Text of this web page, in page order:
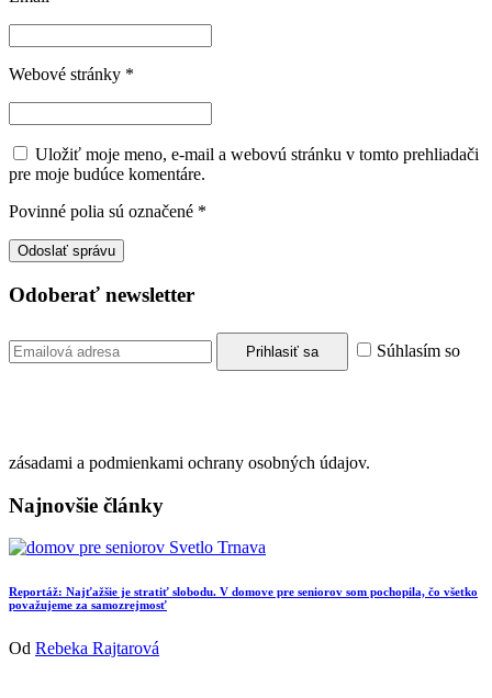
Webové stránky *
Uložiť moje meno, e-mail a webovú stránku v tomto prehliadači
pre moje budúce komentáre.
Povinné polia sú označené *
Odoberať newsletter
Súhlasím so
zásadami a podmienkami ochrany osobných údajov.
Najnovšie články
Reportáž: Najťažšie je stratiť slobodu. V domove pre seniorov som pochopila, čo všetko
považujeme za samozrejmosť
Od Rebeka Rajtarová